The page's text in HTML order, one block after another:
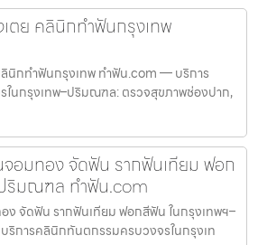
ตย คลินิกทำฟันกรุงเทพ
นิกทำฟันกรุงเทพ ทำฟัน.com — บริการ
นกรุงเทพ–ปริมณฑล: ตรวจสุขภาพช่องปาก,
อมทอง จัดฟัน รากฟันเทียม ฟอก
ริมณฑล ทำฟัน.com
ง จัดฟัน รากฟันเทียม ฟอกสีฟัน ในกรุงเทพฯ–
การคลินิกทันตกรรมครบวงจรในกรุงเท